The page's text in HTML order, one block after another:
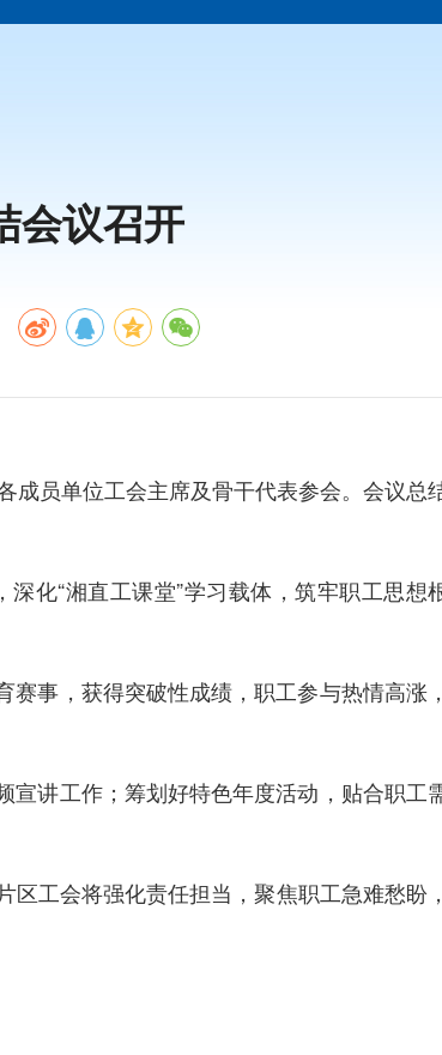
会议召开
成员单位工会主席及骨干代表参会。会议总
，深化“湘直工课堂”学习载体，筑牢职工思想
赛事，获得突破性成绩，职工参与热情高涨
讲工作；筹划好特色年度活动， 贴合职工
区工会将强化责任担当，聚焦职工急难愁盼